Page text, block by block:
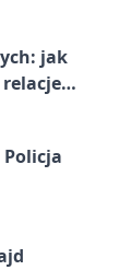
jak
z
Policja